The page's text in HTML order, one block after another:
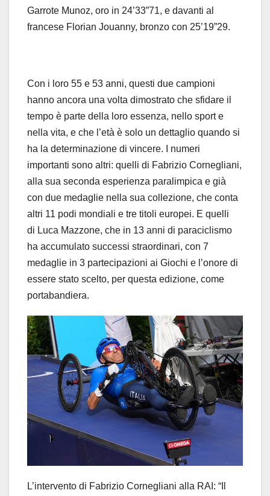
Garrote Munoz, oro in 24’33”71, e davanti al
francese Florian Jouanny, bronzo con 25’19”29.
Con i loro 55 e 53 anni, questi due campioni
hanno ancora una volta dimostrato che sfidare il
tempo è parte della loro essenza, nello sport e
nella vita, e che l’età è solo un dettaglio quando si
ha la determinazione di vincere. I numeri
importanti sono altri: quelli di Fabrizio Cornegliani,
alla sua seconda esperienza paralimpica e già
con due medaglie nella sua collezione, che conta
altri 11 podi mondiali e tre titoli europei. E quelli
di Luca Mazzone, che in 13 anni di paraciclismo
ha accumulato successi straordinari, con 7
medaglie in 3 partecipazioni ai Giochi e l’onore di
essere stato scelto, per questa edizione, come
portabandiera.
L’intervento di Fabrizio Cornegliani alla RAI: “Il